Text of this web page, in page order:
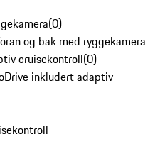
(0)
og bak med ryggekamera
cruisekontroll(0)
inkludert adaptiv